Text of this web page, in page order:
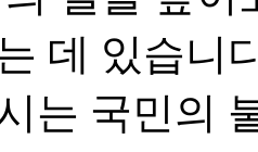
데 있습니
는 국민의